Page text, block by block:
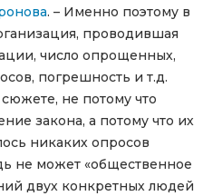
. – Именно поэтому в
проводившая
число опрощенных,
погрешность и т.д.
не потому что
закона, а потому что их
никаких опросов
не может «общественное
двух конкретных людей